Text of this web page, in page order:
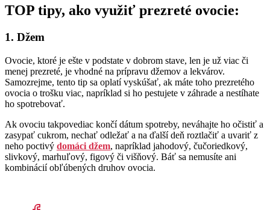
TOP tipy, ako využiť prezreté ovocie:
1. Džem
Ovocie, ktoré je ešte v podstate v dobrom stave, len je už viac či
menej prezreté, je vhodné na prípravu džemov a lekvárov.
Samozrejme, tento tip sa oplatí vyskúšať, ak máte toho prezretého
ovocia o trošku viac, napríklad si ho pestujete v záhrade a nestíhate
ho spotrebovať.
Ak ovociu takpovediac končí dátum spotreby, neváhajte ho očistiť a
zasypať cukrom, nechať odležať a na ďalší deň roztlačiť a uvariť z
neho poctivý domáci džem, napríklad jahodový, čučoriedkový,
slivkový, marhuľový, figový či višňový. Báť sa nemusíte ani
kombinácií obľúbených druhov ovocia.